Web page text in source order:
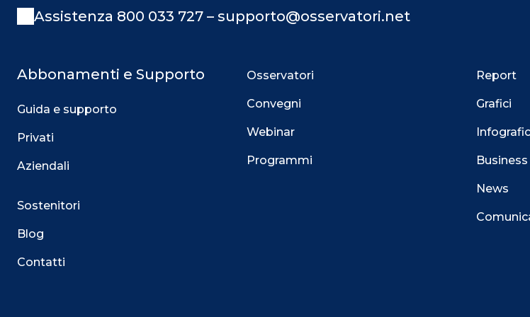
Assistenza 800 033 727 – supporto@osservatori.net
Abbonamenti e Supporto
Guida e supporto
Privati
Aziendali
Sostenitori
Blog
Contatti
Osservatori
Convegni
Webinar
Programmi
Report
Grafici
News